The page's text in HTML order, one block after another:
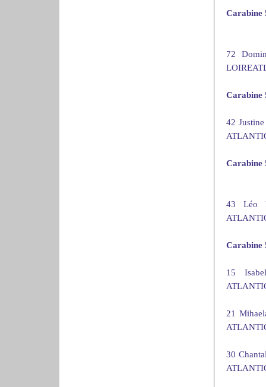
Carabine
72
Carabine
42
Carabine
43 Léo
Carabine
15
21
30